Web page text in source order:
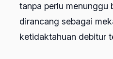
tanpa perlu menunggu
dirancang sebagai
ketidaktahuan debitur